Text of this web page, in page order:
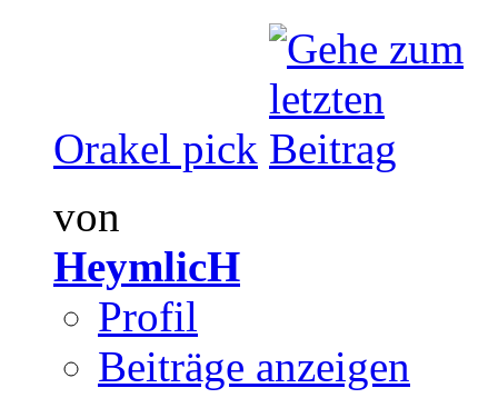
Orakel pick
von
HeymlicH
Profil
Beiträge anzeigen